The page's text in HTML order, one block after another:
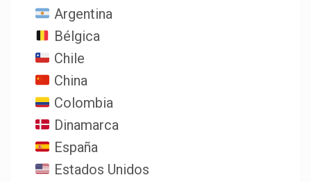
Argentina
Bélgica
Chile
China
Colombia
Dinamarca
España
Estados Unidos